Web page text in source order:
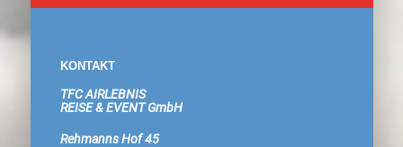
KONTAKT
TFC AIRLEBNIS
REISE & EVENT GmbH
Rehmanns Hof 45